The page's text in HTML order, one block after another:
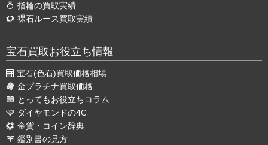
指輪の買取実績
裸石ルース買取実績
宝石買取お役立ち情報
宝石(色石)買取価格相場
金プラチナ買取価格
とってもお役立ちコラム
ダイヤモンドの4C
金貨・コイン辞典
鑑別書の見方